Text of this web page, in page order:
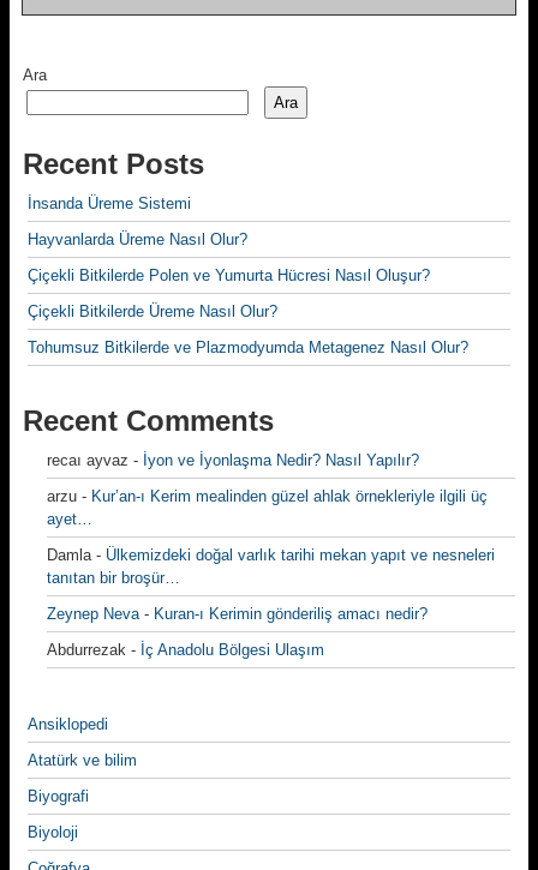
Ara
Ara
Recent Posts
İnsanda Üreme Sistemi
Hayvanlarda Üreme Nasıl Olur?
Çiçekli Bitkilerde Polen ve Yumurta Hücresi Nasıl Oluşur?
Çiçekli Bitkilerde Üreme Nasıl Olur?
Tohumsuz Bitkilerde ve Plazmodyumda Metagenez Nasıl Olur?
Recent Comments
recaı ayvaz - İyon ve İyonlaşma Nedir? Nasıl Yapılır?
arzu - Kur’an-ı Kerim mealinden güzel ahlak örnekleriyle ilgili üç
ayet…
Damla- Ülkemizdeki doğal varlık tarihi mekan yapıt ve nesneleri
tanıtan bir broşür…
Zeynep Neva- Kuran-ı Kerimin gönderiliş amacı nedir?
Abdurrezak - İç Anadolu Bölgesi Ulaşım
Ansiklopedi
Atatürk ve bilim
Biyografi
Biyoloji